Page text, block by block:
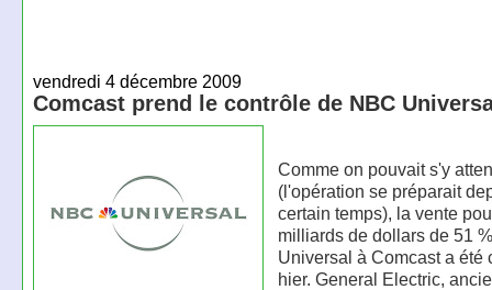
vendredi 4 décembre 2009
Comcast prend le contrôle de NBC
Comme on pouvait s'y
(l'opération se préparait
certain temps), la vente
milliards de dollars de 51
Universal à Comcast a été
hier. General Electric,